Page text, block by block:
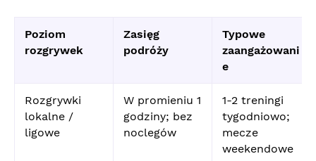
Poziom
rozgrywek
Zasięg
podróży
Typowe
zaangażowani
e
Rozgrywki
lokalne /
ligowe
W promieniu 1
godziny; bez
noclegów
1-2 treningi
tygodniowo;
mecze
weekendowe